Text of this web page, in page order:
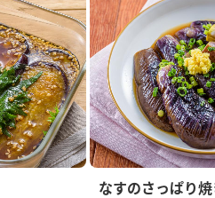
なすのさっぱり